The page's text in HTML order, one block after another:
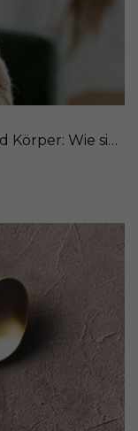
Die Verbindung zwischen Geist und Körper: Wie sich Stress auf Ihr Aussehen auswirkt